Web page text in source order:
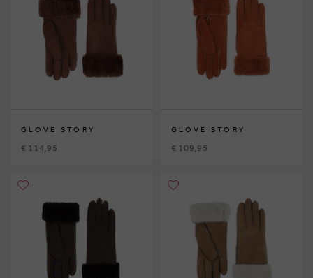
GLOVE STORY
€ 114,95
GLOVE STORY
€ 109,95